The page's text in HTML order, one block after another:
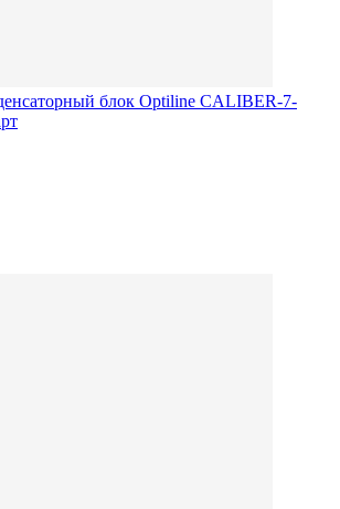
блок Optiline CALIBER-7-